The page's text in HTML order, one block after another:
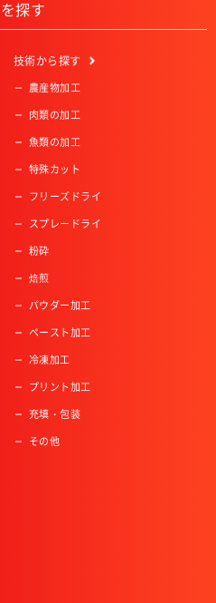
探す
技術から探す
農産物加工
肉類の加工
魚類の加工
特殊カット
フリーズドライ
スプレードライ
粉砕
焙煎
パウダー加工
ペースト加工
冷凍加工
プリント加工
充填・包装
その他